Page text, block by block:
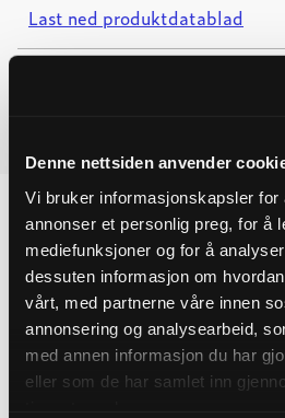
Denne nettsiden anvender
Vi bruker informasjonskapsler for
annonser et personlig preg, for å
mediefunksjoner og for å
dessuten informasjon om
vårt, med partnerne våre innen
annonsering og analysearbeid,
med annen informasjon du har
eller som de har samlet inn
quantity
Last ned produktdatablad
Produktegenskaper
Pakningsinformasjon
Tekniske spesifikasjoner